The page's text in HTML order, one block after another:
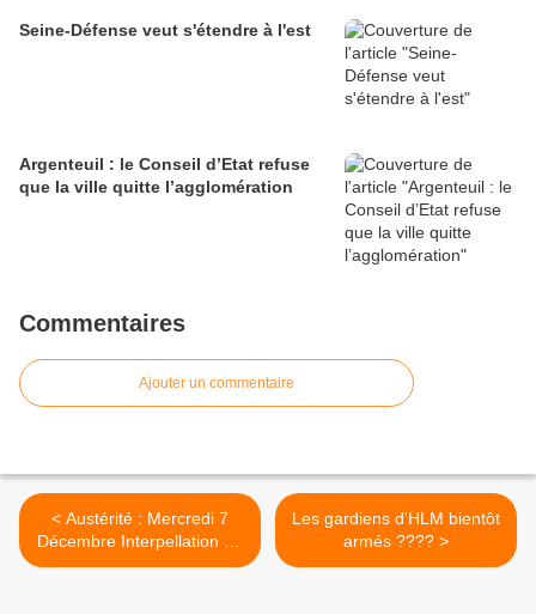
Seine-Défense veut s'étendre à l'est
Argenteuil : le Conseil d’Etat refuse
que la ville quitte l’agglomération
Commentaires
Ajouter un commentaire
< Austérité : Mercredi 7
Décembre Interpellation du
Député, Georges
Les gardiens d'HLM bientôt
armés ???? >